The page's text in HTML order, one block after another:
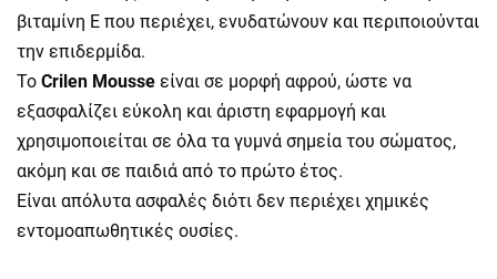
βιταμίνη Ε που περιέχει, ενυδατώνουν και περιποιούνται
την επιδερμίδα.
Το Crilen Mousse είναι σε μορφή αφρού, ώστε να
εξασφαλίζει εύκολη και άριστη εφαρμογή και
χρησιμοποιείται σε όλα τα γυμνά σημεία του σώματος,
ακόμη και σε παιδιά από το πρώτο έτος.
Είναι απόλυτα ασφαλές διότι δεν περιέχει χημικές
εντομοαπωθητικές ουσίες.